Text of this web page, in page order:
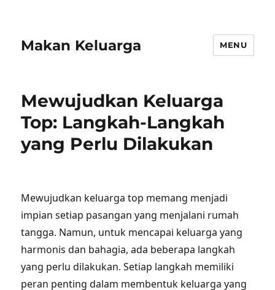
Makan Keluarga MENU
Mewujudkan Keluarga
Top: Langkah-Langkah
yang Perlu Dilakukan
Mewujudkan keluarga top memang menjadi
impian setiap pasangan yang menjalani rumah
tangga. Namun, untuk mencapai keluarga yang
harmonis dan bahagia, ada beberapa langkah
yang perlu dilakukan. Setiap langkah memiliki
peran penting dalam membentuk keluarga yang